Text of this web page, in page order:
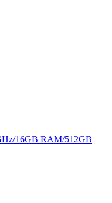
16GB RAM/512GB